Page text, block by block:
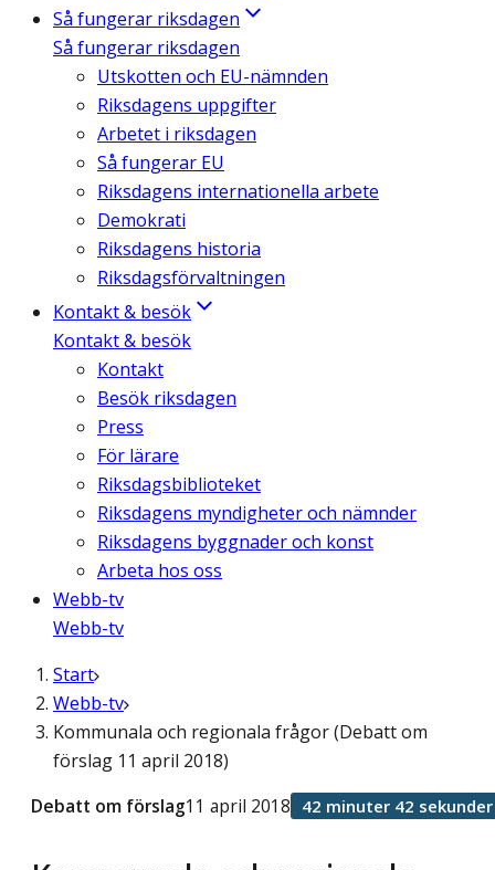
Så fungerar riksdagen
Så fungerar riksdagen
Utskotten och EU-nämnden
Riksdagens uppgifter
Arbetet i riksdagen
Så fungerar EU
Riksdagens internationella arbete
Demokrati
Riksdagens historia
Riksdagsförvaltningen
Kontakt & besök
Kontakt & besök
Kontakt
Besök riksdagen
Press
För lärare
Riksdagsbiblioteket
Riksdagens myndigheter och nämnder
Riksdagens byggnader och konst
Arbeta hos oss
Webb-tv
Webb-tv
Start
Webb-tv
Kommunala och regionala frågor (Debatt om
förslag 11 april 2018)
Debatt om förslag11 april 2018 42 minuter 42 sekunder